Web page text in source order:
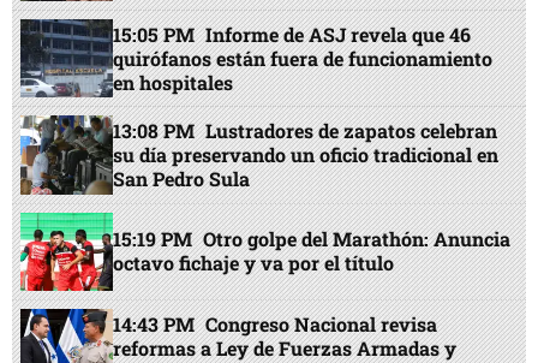
15:05 PM Informe de ASJ revela que 46
quirófanos están fuera de funcionamiento
en hospitales
13:08 PM Lustradores de zapatos celebran
su día preservando un oficio tradicional en
San Pedro Sula
15:19 PM Otro golpe del Marathón: Anuncia
octavo fichaje y va por el título
14:43 PM Congreso Nacional revisa
reformas a Ley de Fuerzas Armadas y